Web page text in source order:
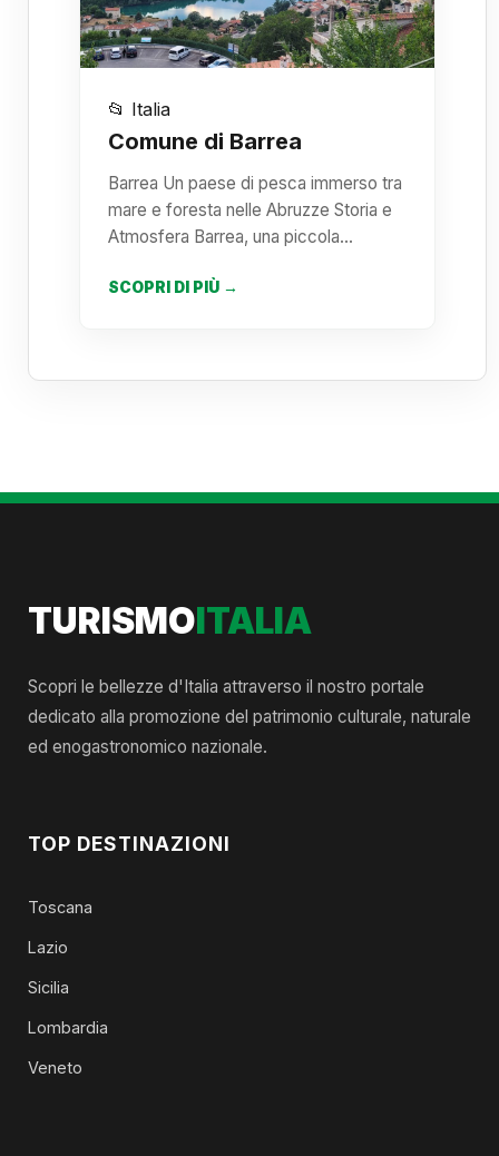
📂 Italia
Comune di Barrea
Barrea Un paese di pesca immerso tra
mare e foresta nelle Abruzze Storia e
Atmosfera Barrea, una piccola…
SCOPRI DI PIÙ →
TURISMOITALIA
Scopri le bellezze d'Italia attraverso il nostro portale
dedicato alla promozione del patrimonio culturale, naturale
ed enogastronomico nazionale.
TOP DESTINAZIONI
Toscana
Lazio
Sicilia
Lombardia
Veneto